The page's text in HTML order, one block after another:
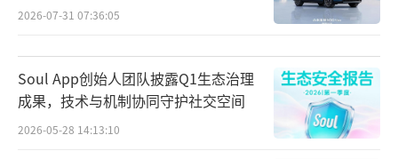
2026-07-31 07:36:05
Soul App创始人团队披露Q1生态治理
成果，技术与机制协同守护社交空间
2026-05-28 14:13:10